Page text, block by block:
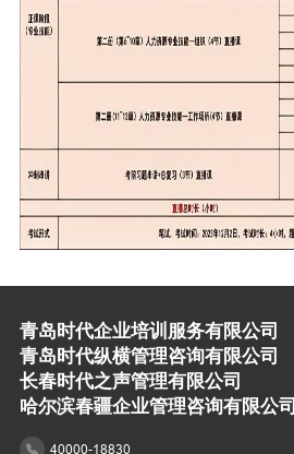
青岛时代企业培训服务有限公司
青岛时代纵横管理咨询有限公司
长春时代之声管理有限公司
哈尔滨春疆企业管理咨询有限公司
40000-18830